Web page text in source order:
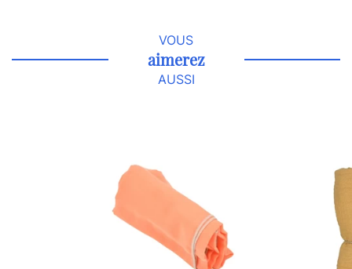
VOUS
aimerez
AUSSI